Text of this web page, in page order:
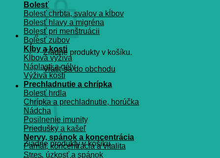
Žiadne produkty v košíku.
Vrátiť sa do obchodu
Košík
Žiadne produkty v košíku.
Bolesť
Bolesť chrbta, svalov a kĺbov
Bolesť hlavy a migréna
Bolesť pri menštruácii
Bolesť zubov
Kĺby a kosti
Kĺbová výživa
Náplasti a gély
Výživa kostí
Prechladnutie a chrípka
Bolesť hrdla
Chrípka a prechladnutie, horúčka
Nádcha
Posilnenie imunity
Priedušky a kašeľ
Nervy, spánok a koncentrácia
Pamät, koncentrácia a vitalita
Stres, úzkosť a spánok